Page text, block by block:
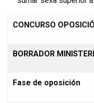
CONCURSO
BORRADOR
Fase de oposición